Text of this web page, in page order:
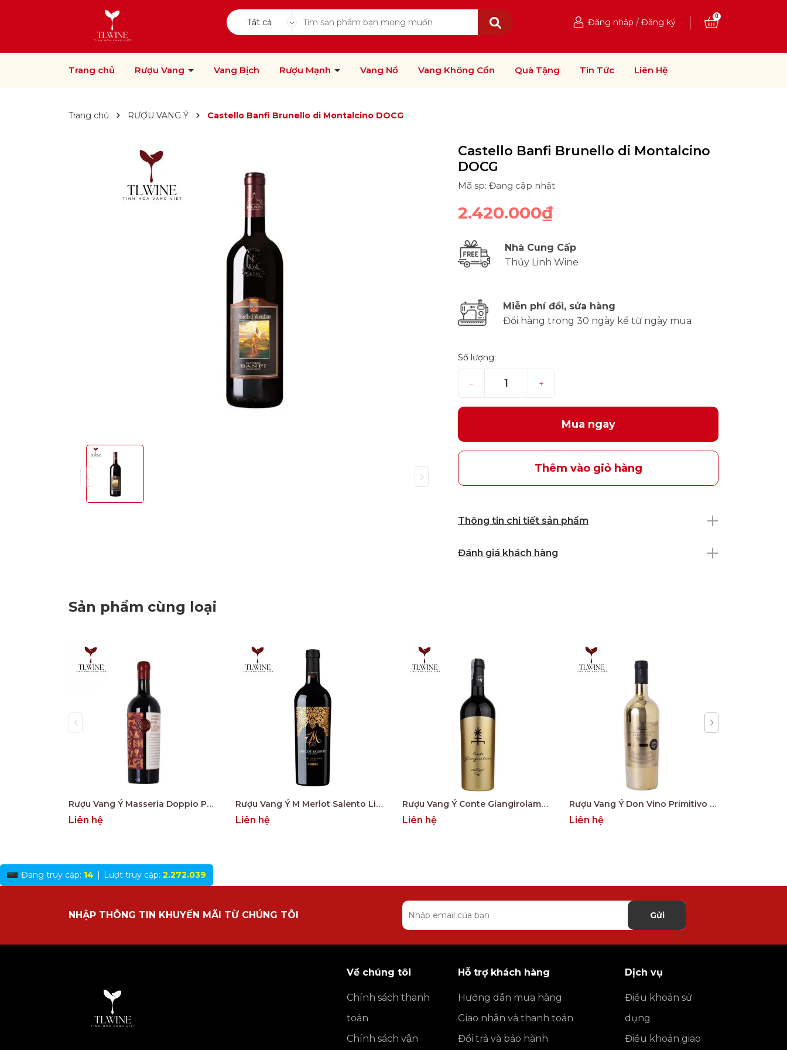
Tất cả Đăng nhập / Đăng ký
0
Trang chủ Rượu Vang Vang Bịch Rượu Mạnh Vang Nổ Vang Không Cồn Quà Tặng Tin Tức Liên Hệ
Trang chủ RƯỢU VANG Ý Castello Banfi Brunello di Montalcino DOCG
Castello Banfi Brunello di Montalcino
DOCG
Mã sp: Đang cập nhật
2.420.000₫
Nhà Cung Cấp
Thủy Linh Wine
Miễn phí đổi, sửa hàng
Đổi hàng trong 30 ngày kể từ ngày mua
Số lượng:
– +
Mua ngay
Thêm vào giỏ hàng
Thông tin chi tiết sản phẩm
Đánh giá khách hàng
Sản phẩm cùng loại
Rượu Vang Ý Masseria Doppio Passo Copertino Riserva 14% Negroamaro
Liên hệ
Rượu Vang Ý M Merlot Salento Limited Edition
Liên hệ
Rượu Vang Ý Conte Giangirolamo Gold Edition
Liên hệ
Rượu Vang Ý Don Vino Primitivo Gold
Liên hệ
Đang truy cập: 14 | Lượt truy cập: 2.272.039
NHẬP THÔNG TIN KHUYẾN MÃI TỪ CHÚNG TÔI Gửi
Về chúng tôi
Chính sách thanh
toán
Chính sách vận
Hỗ trợ khách hàng
Hướng dẫn mua hàng
Giao nhận và thanh toán
Đổi trả và bảo hành
Dịch vụ
Điều khoản sử
dụng
Điều khoản giao